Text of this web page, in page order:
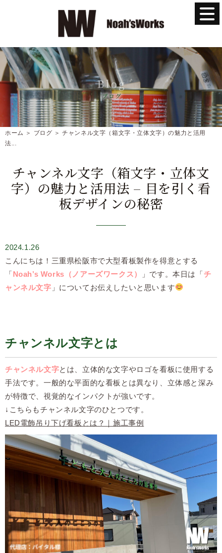
ホーム ＞ ブログ ＞ チャンネル文字（箱文字・立体文字）の魅力と活用
法...
チャンネル文字（箱文字・立体文
字）の魅力と活用法 – 目を引く看
板デザインの秘密
2024.1.26
こんにちは！三重県松阪市で大型看板製作を得意とする
「Noah’s Works（ノアーズワークス） 」です。本日は「チ
ャンネル文字 」についてお伝えしたいと思います
チャンネル文字とは
チャンネル文字とは、立体的な文字やロゴを看板に使用する
手法です。一般的な平面的な看板とは異なり、立体感と深み
が特徴で、視覚的なインパクトが強いです。
↓こちらもチャンネル文字のひとつです。
LED電飾吊り下げ看板とは？｜施工事例